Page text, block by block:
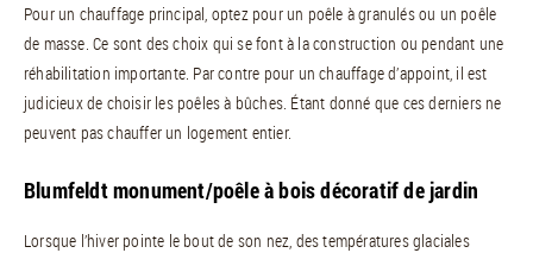
Pour un chauffage principal, optez pour un poêle à granulés ou un poêle
de masse. Ce sont des choix qui se font à la construction ou pendant une
réhabilitation importante. Par contre pour un chauffage d’appoint, il est
judicieux de choisir les poêles à bûches. Étant donné que ces derniers ne
peuvent pas chauffer un logement entier.
Blumfeldt monument/poêle à bois décoratif de jardin
Lorsque l’hiver pointe le bout de son nez, des températures glaciales